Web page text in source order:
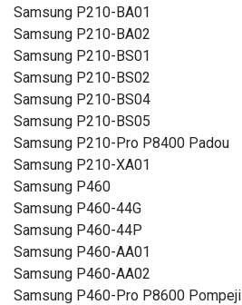
Samsung P210-BA01
Samsung P210-BA02
Samsung P210-BS01
Samsung P210-BS02
Samsung P210-BS04
Samsung P210-BS05
Samsung P210-Pro P8400 Padou
Samsung P210-XA01
Samsung P460
Samsung P460-44G
Samsung P460-44P
Samsung P460-AA01
Samsung P460-AA02
Samsung P460-Pro P8600 Pompeji